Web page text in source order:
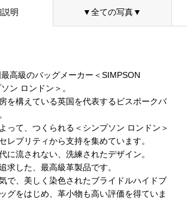
明 ▼全ての写真▼
高級のバッグメーカー＜SIMPSON
ン ロンドン＞。
を構えている英国を代表するビスポークバ
って、つくられる＜シンプソン ロンドン＞
レブリティから支持を集めています。
に流されない、洗練されたデザイン。
求した、最高級革製品です。
で、美しく染色されたブライドルハイドブ
グをはじめ、革小物も高い評価を得ていま